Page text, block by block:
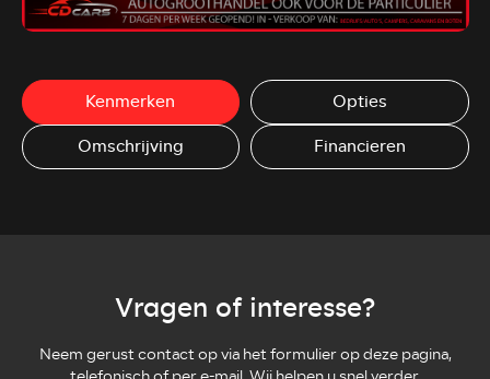
Kenmerken
Opties
Omschrijving
Financieren
Vragen of interesse?
Neem gerust contact op via het formulier op deze pagina,